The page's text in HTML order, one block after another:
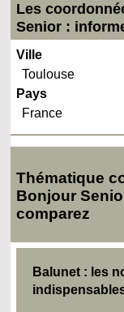
Les
Senior :
Ville
Toulouse
Pays
France
Thématique
Bonjour
comparez
Balunet : les